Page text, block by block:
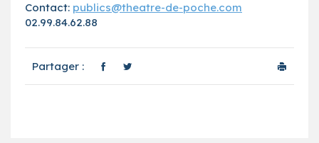
Contact: publics@theatre-de-poche.com
02.99.84.62.88
Partager :